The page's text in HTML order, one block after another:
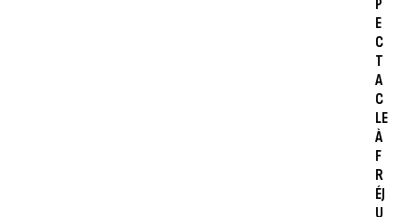
P
E
C
T
A
C
LE
À
F
R
ÉJ